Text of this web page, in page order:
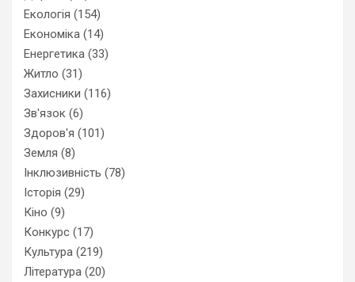
Екологія (154)
Економіка (14)
Енергетика (33)
Житло (31)
Захисники (116)
Зв'язок (6)
Здоров'я (101)
Земля (8)
Інклюзивність (78)
Історія (29)
Кіно (9)
Конкурс (17)
Культура (219)
Література (20)